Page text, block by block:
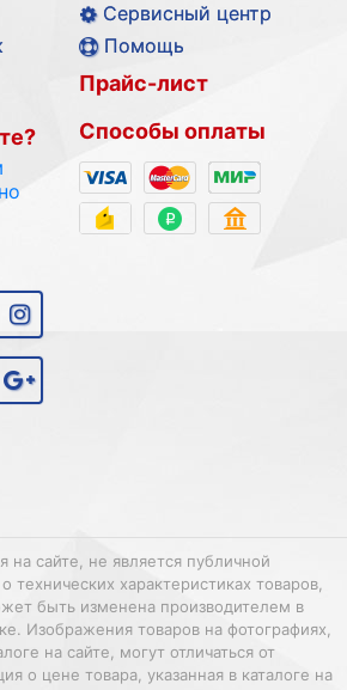
Сервисный центр
Помощь
Прайс-лист
Способы оплаты
на сайте, не является публичной
характеристиках товаров,
быть изменена производителем в
Изображения товаров на фотографиях,
на сайте, могут отличаться от
о цене товара, указанная в каталоге на